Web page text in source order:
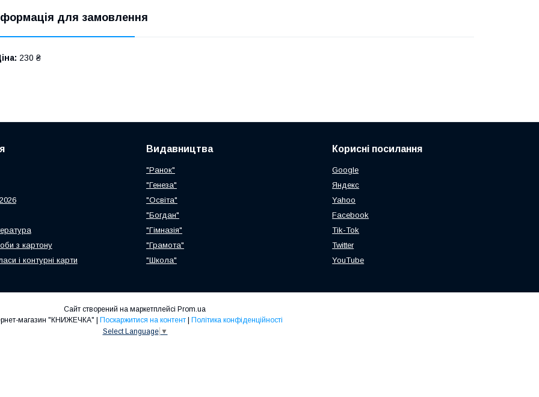
для замовлення
230 ₴
з картону
і контурні карти
Видавництва
"Ранок"
"Генеза"
"Освіта"
"Богдан"
"Гімназія"
"Грамота"
"Школа"
Корисні посилання
Google
Яндекс
Yahoo
Facebook
Tik-Tok
Twitter
YouTube
Сайт створений на маркетплейсі Prom.ua
Інтернет-магазин "КНИЖЕЧКА" | Поскаржитися на контент | Політика конфіденційності
Select Language ▼